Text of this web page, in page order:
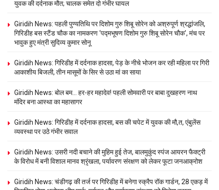
युवक की दर्दनाक मौत; चालक समेत दो गंभीर घायल
Giridih News: पहली पुण्यतिथि पर दिशोम गुरु शिबू सोरेन को अश्रुपूर्ण श्रद्धांजलि,
गिरिडीह बस स्टैंड चौक का नामकरण ‘पद्मभूषण दिशोम गुरु शिबू सोरेन चौक’, मंच पर
भावुक हुए मंत्री सुदिव्य कुमार सोनू
Giridih News: गिरिडीह में दर्दनाक हादसा, पेड़ के नीचे भोजन कर रही महिला पर गिरी
आकाशीय बिजली, तीन मासूमों के सिर से उठा मां का साया
Giridih News: बोल बम… हर-हर महादेव! पहली सोमवारी पर बाबा दुखहरण नाथ
मंदिर बना आस्था का महासागर
Giridih News: गिरिडीह में दर्दनाक हादसा, बस की चपेट में युवक की मौ,त, एंबुलेंस
व्यवस्था पर उठे गंभीर सवाल
Giridih News: उसरी नदी बचाने की मुहिम हुई तेज, बालमुकुंद स्पंज आयरन फैक्ट्री
के विरोध में बनी विशाल मानव श्रृंखला, पर्यावरण संरक्षण को लेकर फूटा जनआक्रोश
Giridih News: चंडीगढ़ की तर्ज पर गिरिडीह में बनेगा स्क्रैप रॉक गार्डन, 28 एकड़ में